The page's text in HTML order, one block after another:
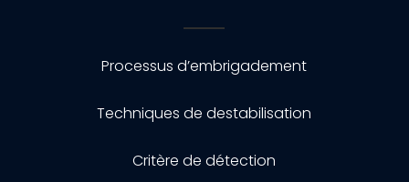
Processus d’embrigadement
Techniques de destabilisation
Critère de détection